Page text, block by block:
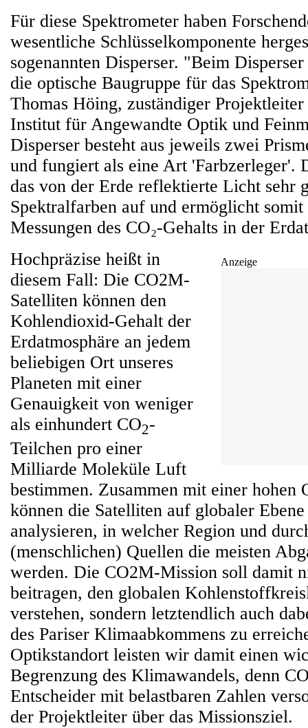
Für diese Spektrometer haben
wesentliche Schlüsselkomponente
sogenannten Disperser. "Beim
die optische Baugruppe für das
Thomas Höing, zuständiger
Institut für Angewandte Optik und
Disperser besteht aus jeweils zwei
und fungiert als eine Art 'Farbzerleger'.
das von der Erde reflektierte Licht sehr
Spektralfarben auf und ermöglicht somit
Messungen des CO₂-Gehalts in der
Anzeige
Hochpräzise heißt in
diesem Fall: Die CO2M-
Satelliten können den
Kohlendioxid-Gehalt der
Erdatmosphäre an jedem
beliebigen Ort unseres
Planeten mit einer
Genauigkeit von weniger
als einhundert CO2-
Teilchen pro einer
Milliarde Moleküle Luft
bestimmen. Zusammen mit einer hohen
können die Satelliten auf globaler Ebene
analysieren, in welcher Region und
(menschlichen) Quellen die meisten
werden. Die CO2M-Mission soll damit
beitragen, den globalen
verstehen, sondern letztendlich auch
des Pariser Klimaabkommens zu
Optikstandort leisten wir damit einen
Begrenzung des Klimawandels, denn
Entscheider mit belastbaren Zahlen
der Projektleiter über das Missionsziel.